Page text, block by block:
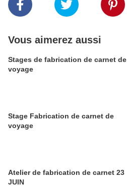
Vous aimerez aussi
Stages de fabrication de carnet de
voyage
Stage Fabrication de carnet de
voyage
Atelier de fabrication de carnet 23
JUIN